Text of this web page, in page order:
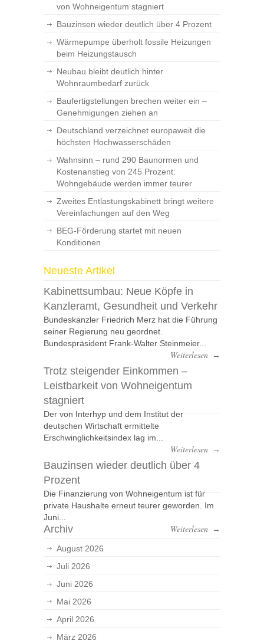
von Wohneigentum stagniert
Bauzinsen wieder deutlich über 4 Prozent
Wärmepumpe überholt fossile Heizungen
beim Heizungstausch
Neubau bleibt deutlich hinter
Wohnraumbedarf zurück
Baufertigstellungen brechen weiter ein –
Genehmigungen ziehen an
Deutschland verzeichnet europaweit die
höchsten Hochwasserschäden
Wahnsinn – rund 290 Baunormen und
Kostenanstieg von 245 Prozent:
Wohngebäude werden immer teurer
Zweites Entlastungskabinett bringt weitere
Vereinfachungen auf den Weg
BEG-Förderung startet mit neuen
Konditionen
Neueste Artikel
Kabinettsumbau: Neue Köpfe in
Kanzleramt, Gesundheit und Verkehr
Bundeskanzler Friedrich Merz hat die Führung
seiner Regierung neu geordnet.
Bundespräsident Frank-Walter Steinmeier...
Weiterlesen →
Trotz steigender Einkommen –
Leistbarkeit von Wohneigentum
stagniert
Der von Interhyp und dem Institut der
deutschen Wirtschaft ermittelte
Erschwinglichkeitsindex lag im...
Weiterlesen →
Bauzinsen wieder deutlich über 4
Prozent
Die Finanzierung von Wohneigentum ist für
private Haushalte erneut teurer geworden. Im
Juni...
Weiterlesen →
Archiv
August 2026
Juli 2026
Juni 2026
Mai 2026
April 2026
März 2026